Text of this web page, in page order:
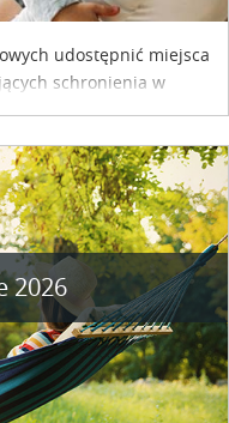
udostępnić miejsca
schronienia w
2026